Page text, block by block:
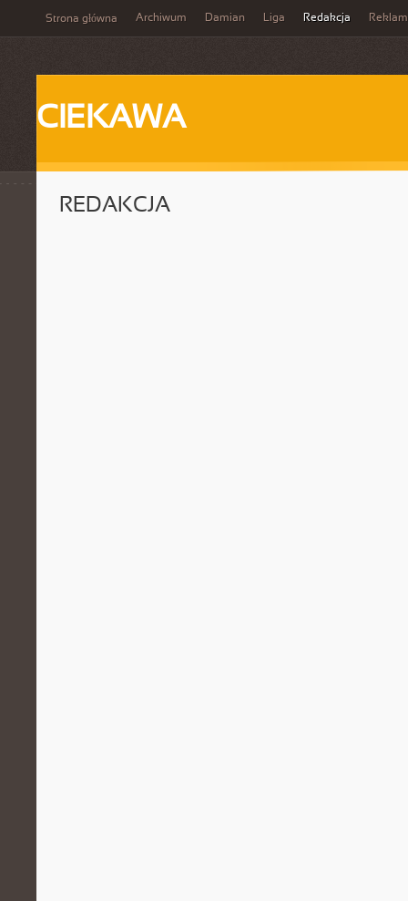
Strona główna Archiwum Damian Liga Redakcja
CIEKAWA
REDAKCJA